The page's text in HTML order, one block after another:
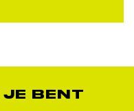
JE BENT